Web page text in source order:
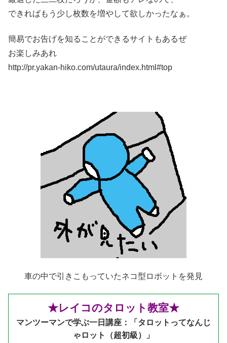
できればもう少し枚数を増やして欲しかったなぁ。
簡易でお告げを知ることができるサイトもあるぜ
お楽しみあれ
http://pr.yakan-hiko.com/utaura/index.html#top
車の中で引きこもっていたネコ型ロボットを発見
★レイコのタロット教室★
マンツーマンで学ぶ一日講座：「タロットってなんじ
ゃロット（超初級）」